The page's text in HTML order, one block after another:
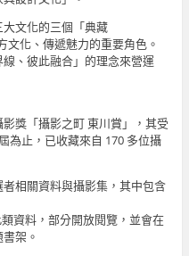
大文化的三個「典藏
文化、傳遞魅力的重要角色。
、彼此融合」的理念來營運
獎「攝影之町 東川賞」，其受
為止，已收藏來自 170 多位攝
相關資料與攝影集，其中包含
資料，部分開放閱覽，並會在
架。